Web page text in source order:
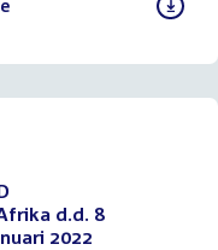
d.d. 8
2022